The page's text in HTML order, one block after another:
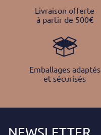
Livraison offerte
à partir de 500€
Emballages adaptés
et sécurisés